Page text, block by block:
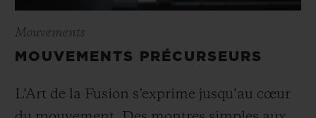
Mouvements
MOUVEMENTS PRÉCURSEURS
L’Art de la Fusion s’exprime jusqu’au cœur